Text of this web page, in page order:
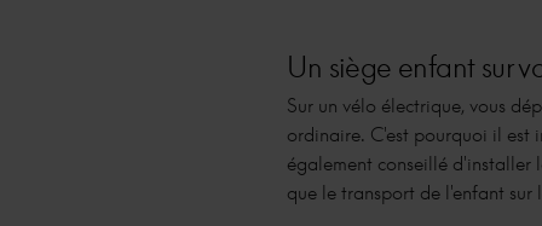
Un siège enfant sur
Sur un vélo électrique, vous
ordinaire. C'est pourquoi il est
également conseillé d'installer
que le transport de l'enfant